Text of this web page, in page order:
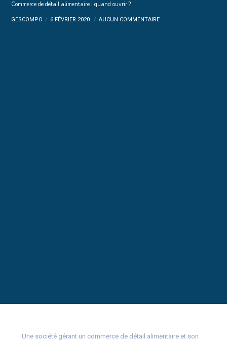
Commerce de détail alimentaire : quand ouvrir ?
GESCOMPO 6 FÉVRIER 2020 AUCUN COMMENTAIRE
Une société gérant un commerce de détail alimentaire et son